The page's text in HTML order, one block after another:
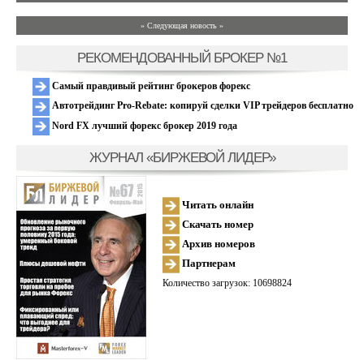
» Следующая новость »
РЕКОМЕНДОВАННЫЙ БРОКЕР №1
Самый правдивый рейтинг брокеров форекс
Автотрейдинг Pro-Rebate: копируй сделки VIP трейдеров бесплатно
Nord FX лучший форекс брокер 2019 года
ЖУРНАЛ «БИРЖЕВОЙ ЛИДЕР»
Читать онлайн
Скачать номер
Архив номеров
Партнерам
Количество загрузок: 10698824